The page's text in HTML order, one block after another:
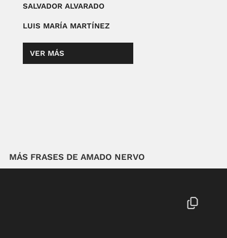
SALVADOR ALVARADO
LUIS MARÍA MARTÍNEZ
VER MÁS
MÁS FRASES DE AMADO NERVO